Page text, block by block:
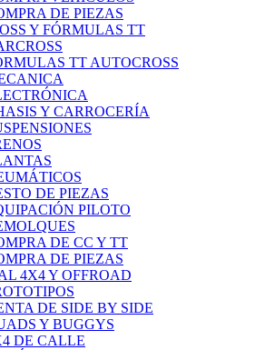
DE PIEZAS
Y FÓRMULAS TT
TT AUTOCROSS
Y CARROCERÍA
DE PIEZAS
PILOTO
DE CC Y TT
DE PIEZAS
4X4 Y OFFROAD
DE SIDE BY SIDE
Y BUGGYS
DE CALLE